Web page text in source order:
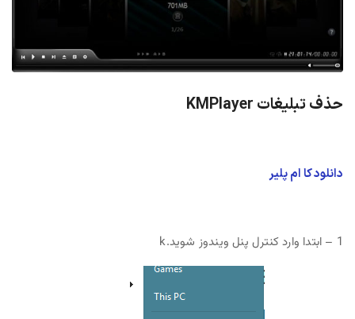
حذف تبلیغات KMPlayer
دانلود کا ام پلیر
1 – ابتدا وارد کنترل پنل ویندوز شوید.k